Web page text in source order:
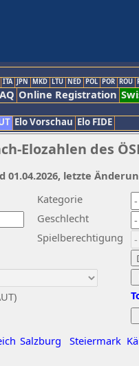
ITA JPN MKD LTU NED POL POR ROU
Online Registration
Elo Vorschau Elo FIDE
Elozahlen des
Kategorie
Geschlecht
Spielberechtigung
Salzburg Steiermark
01.04.2026, letzte